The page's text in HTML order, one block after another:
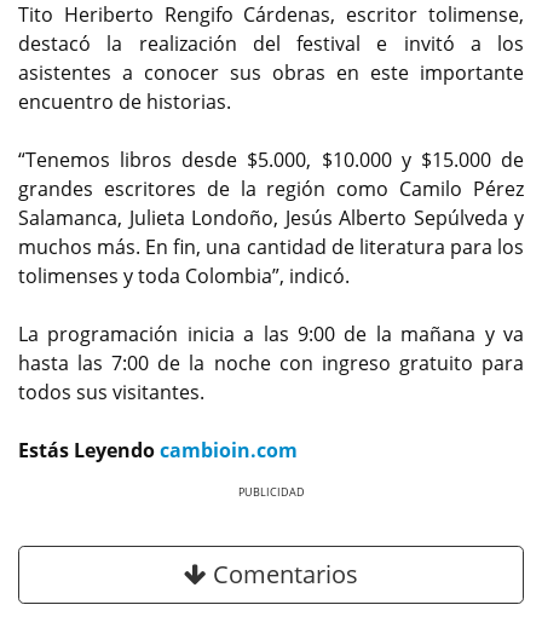
Tito Heriberto Rengifo Cárdenas, escritor tolimense,
destacó la realización del festival e invitó a los
asistentes a conocer sus obras en este importante
encuentro de historias.
“Tenemos libros desde $5.000, $10.000 y $15.000 de
grandes escritores de la región como Camilo Pérez
Salamanca, Julieta Londoño, Jesús Alberto Sepúlveda y
muchos más. En fin, una cantidad de literatura para los
tolimenses y toda Colombia”, indicó.
La programación inicia a las 9:00 de la mañana y va
hasta las 7:00 de la noche con ingreso gratuito para
todos sus visitantes.
Estás Leyendocambioin.com
Comentarios